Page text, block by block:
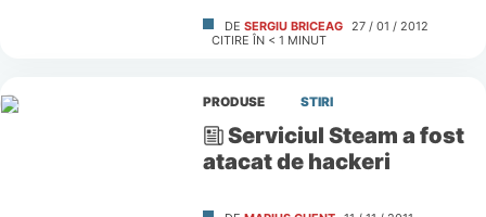
DE SERGIU BRICEAG 27 / 01 / 2012
CITIRE ÎN < 1 MINUT
PRODUSE STIRI
Serviciul Steam a fost
atacat de hackeri